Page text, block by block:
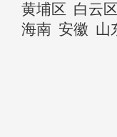
黄埔区 白云区
海南 安徽 山